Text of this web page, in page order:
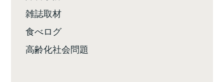
雑誌取材
食べログ
高齢化社会問題